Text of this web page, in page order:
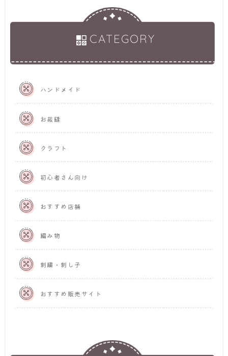
CATEGORY
ハンドメイド
お裁縫
クラフト
初心者さん向け
おすすめ店舗
編み物
刺繍・刺し子
おすすめ販売サイト